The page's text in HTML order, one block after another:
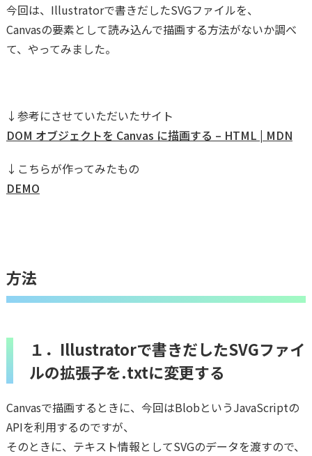
今回は、Illustratorで書きだしたSVGファイルを、
Canvasの要素として読み込んで描画する方法がないか調べ
て、やってみました。
↓参考にさせていただいたサイト
DOM オブジェクトを Canvas に描画する – HTML | MDN
↓こちらが作ってみたもの
DEMO
方法
１．Illustratorで書きだしたSVGファイ
ルの拡張子を.txtに変更する
Canvasで描画するときに、今回はBlobというJavaScriptの
APIを利用するのですが、
そのときに、テキスト情報としてSVGのデータを渡すので、